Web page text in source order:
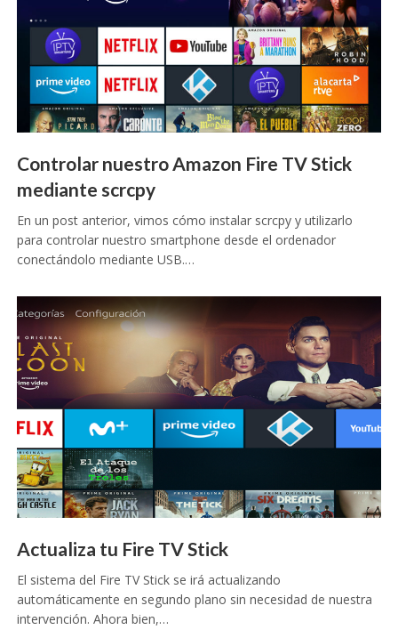
Controlar nuestro Amazon Fire TV Stick
mediante scrcpy
En un post anterior, vimos cómo instalar scrcpy y utilizarlo
para controlar nuestro smartphone desde el ordenador
conectándolo mediante USB.…
Actualiza tu Fire TV Stick
El sistema del Fire TV Stick se irá actualizando
automáticamente en segundo plano sin necesidad de nuestra
intervención. Ahora bien,…